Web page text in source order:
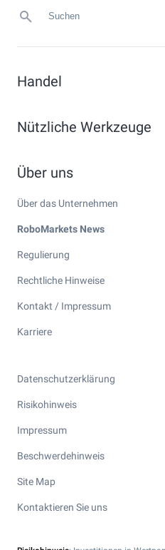
Handel
Nützliche Werkzeuge
Über uns
Über das Unternehmen
RoboMarkets News
Regulierung
Rechtliche Hinweise
Kontakt / Impressum
Karriere
Datenschutzerklärung
Risikohinweis
Impressum
Beschwerdehinweis
Site Map
Kontaktieren Sie uns